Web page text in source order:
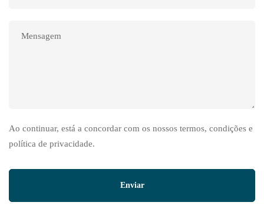
Ao continuar, está a concordar com os nossos termos, condições e
política de privacidade.